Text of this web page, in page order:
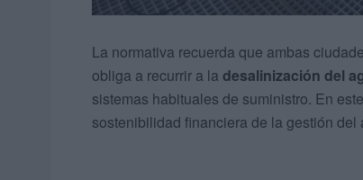
La normativa recuerda que ambas
obliga a recurrir a la desalinización del
sistemas habituales de suministro. En
sostenibilidad financiera de la gestión del